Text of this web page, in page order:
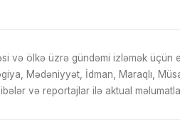
və ölkə üzrə gündəmi izləmək üçün
Mədəniyyət, İdman, Maraqlı,
və reportajlar ilə aktual